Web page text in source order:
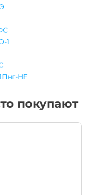
1
HF
покупают